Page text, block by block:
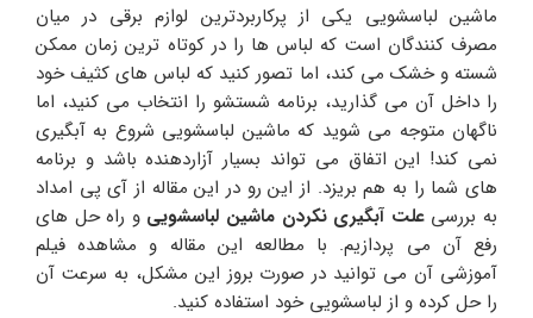
ماشین لباسشویی یکی از پرکاربردترین لوازم برقی در میان
مصرف کنندگان است که لباس ها را در کوتاه ترین زمان ممکن
شسته و خشک می کند، اما تصور کنید که لباس‌ های کثیف خود
را داخل آن می‌ گذارید، برنامه شستشو را انتخاب می‌ کنید، اما
ناگهان متوجه می‌ شوید که ماشین لباسشویی شروع به آبگیری
نمی‌ کند! این اتفاق می‌ تواند بسیار آزاردهنده باشد و برنامه‌
های شما را به هم بریزد. از این رو در این مقاله از آی پی امداد
به بررسیعلت آبگیری نکردن ماشین لباسشویی و راه حل‌ های
رفع آن می‌ پردازیم. با مطالعه این مقاله و مشاهده فیلم
آموزشی آن می‌ توانید در صورت بروز این مشکل، به سرعت آن
را حل کرده و از لباسشویی خود استفاده کنید.